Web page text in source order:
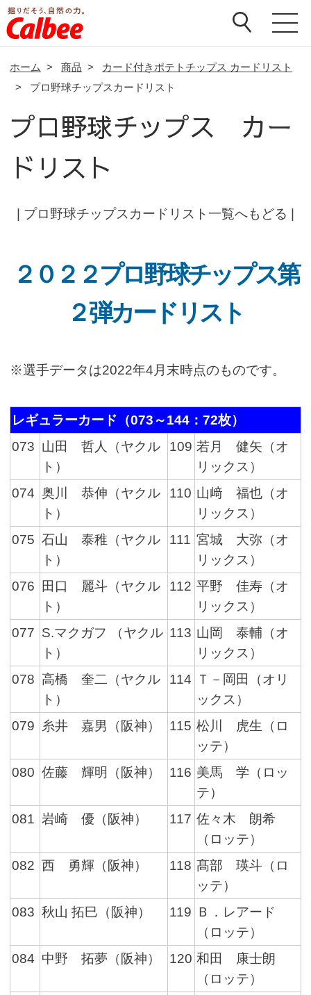
ホーム > 商品 >
カード付きポテトチップス カードリスト
>
プロ野球チップスカードリスト
プロ野球チップス カー
ドリスト
プロ野球チップスカードリスト一覧へもどる
２０２２プロ野球チップス第
２弾カードリスト
※選手データは2022年4月末時点のものです。
レギュラーカード（073～144：72枚）
073 山田 哲人（ヤクル
ト）
109 若月 健矢（オ
リックス）
074 奥川 恭伸（ヤクル
ト）
110 山﨑 福也（オ
リックス）
075 石山 泰稚（ヤクル
ト）
111 宮城 大弥（オ
リックス）
076
田口 麗斗（ヤクル
ト）
112 平野 佳寿（オ
リックス）
077 S.マクガフ （ヤクル
ト）
113 山岡 泰輔（オ
リックス）
078 高橋 奎二（ヤクル
ト）
114
Ｔ－岡田（オリ
ックス）
079
糸井 嘉男（阪神） 115 松川 虎生（ロ
ッテ）
080 佐藤 輝明（阪神） 116 美馬 学（ロッ
テ）
081 岩崎 優（阪神） 117 佐々木 朗希
（ロッテ）
082 西 勇輝（阪神） 118 髙部 瑛斗（ロ
ッテ）
083 秋山 拓巳（阪神） 119 Ｂ．レアード
（ロッテ）
084 中野 拓夢（阪神） 120 和田 康士朗
（ロッテ）